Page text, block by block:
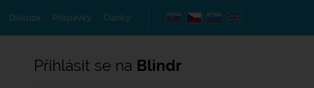
Diskuze Příspěvky Články
Přihlásit se na Blindr